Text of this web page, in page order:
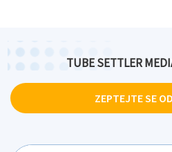
TUBE SETTLER
ZEPTEJTE SE